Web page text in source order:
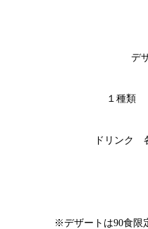
デ
１種類
ドリンク
※デザートは90食限